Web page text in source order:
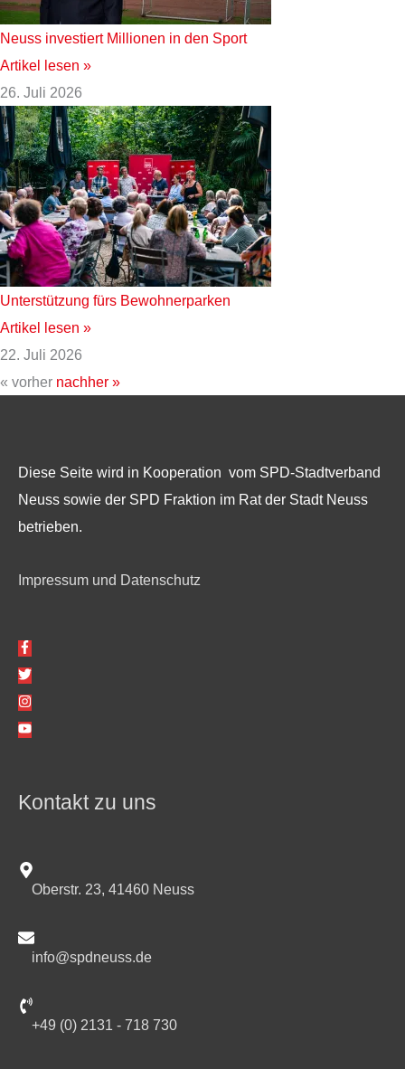
Neuss investiert Millionen in den Sport
Artikel lesen »
26. Juli 2026
Unterstützung fürs Bewohnerparken
Artikel lesen »
22. Juli 2026
« vorher nachher »
Diese Seite wird in Kooperation vom SPD-Stadtverband
Neuss sowie der SPD Fraktion im Rat der Stadt Neuss
betrieben.
Impressum und Datenschutz
Kontakt zu uns
Oberstr. 23, 41460 Neuss
info@spdneuss.de
+49 (0) 2131 - 718 730